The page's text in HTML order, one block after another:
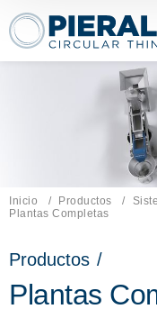
Pieralisi
Inicio Productos
Página actual:
Plantas Completas
Productos /
Plantas